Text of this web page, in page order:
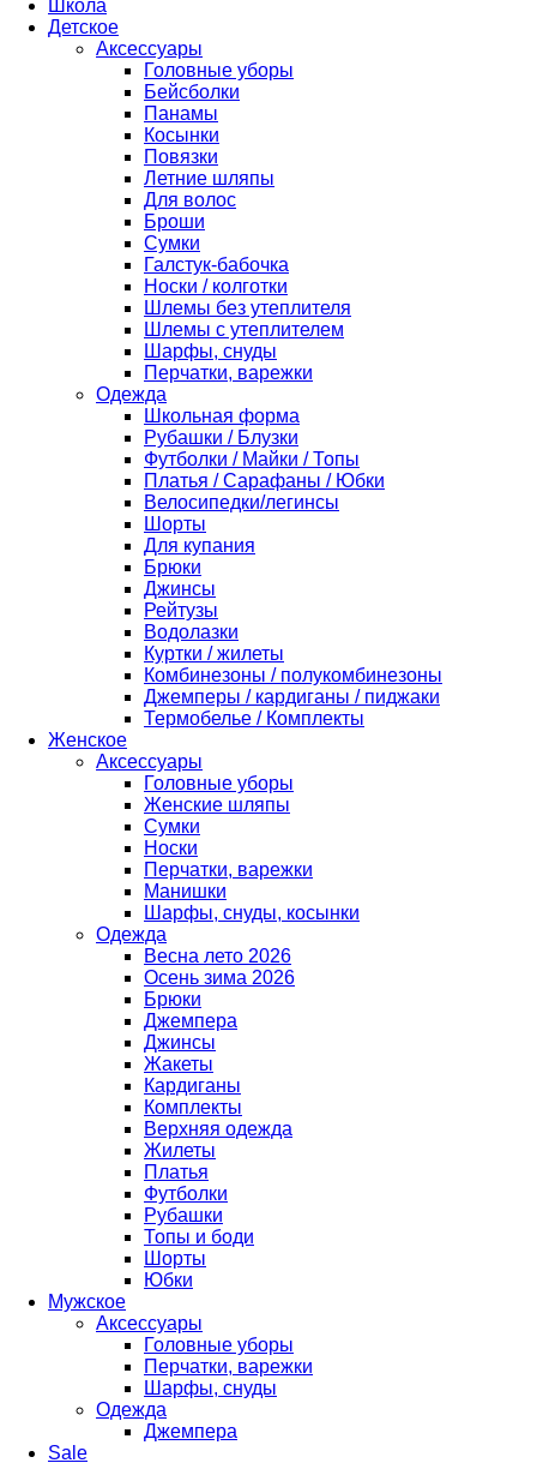
Школа
Детское
Аксессуары
Головные уборы
Бейсболки
Панамы
Косынки
Повязки
Летние шляпы
Для волос
Броши
Сумки
Галстук-бабочка
Носки / колготки
Шлемы без утеплителя
Шлемы с утеплителем
Шарфы, снуды
Перчатки, варежки
Одежда
Школьная форма
Рубашки / Блузки
Футболки / Майки / Топы
Платья / Сарафаны / Юбки
Велосипедки/легинсы
Шорты
Для купания
Брюки
Джинсы
Рейтузы
Водолазки
Куртки / жилеты
Комбинезоны / полукомбинезоны
Джемперы / кардиганы / пиджаки
Термобелье / Комплекты
Женское
Аксессуары
Головные уборы
Женские шляпы
Сумки
Носки
Перчатки, варежки
Манишки
Шарфы, снуды, косынки
Одежда
Весна лето 2026
Осень зима 2026
Брюки
Джемпера
Джинсы
Жакеты
Кардиганы
Комплекты
Верхняя одежда
Жилеты
Платья
Футболки
Рубашки
Топы и боди
Шорты
Юбки
Мужское
Аксессуары
Головные уборы
Перчатки, варежки
Шарфы, снуды
Одежда
Джемпера
Sale